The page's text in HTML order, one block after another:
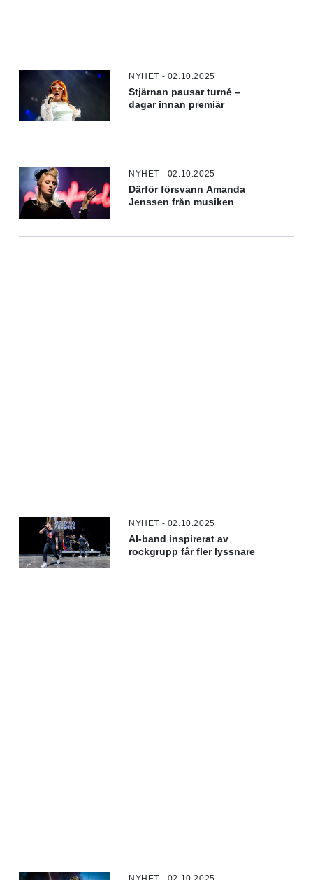
NYHET - 02.10.2025
Stjärnan pausar turné –
dagar innan premiär
NYHET - 02.10.2025
Därför försvann Amanda
Jenssen från musiken
NYHET - 02.10.2025
AI-band inspirerat av
rockgrupp får fler lyssnare